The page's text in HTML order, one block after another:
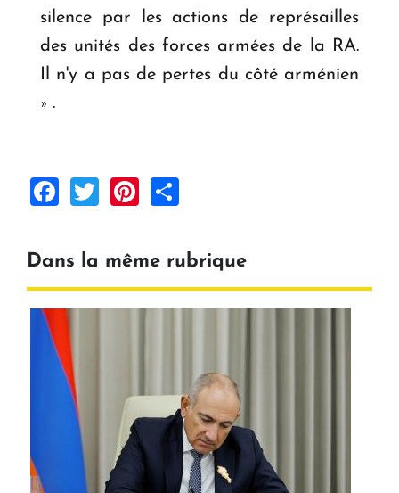
silence par les actions de représailles
des unités des forces armées de la RA.
Il n'y a pas de pertes du côté arménien
» .
Facebook
TwitterPinterest
Dans la même rubrique